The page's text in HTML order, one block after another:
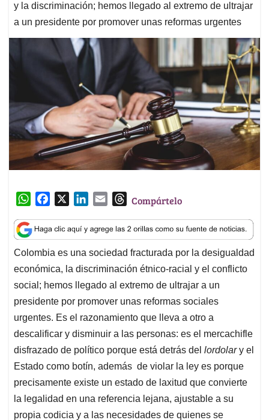
y la discriminación; hemos llegado al extremo de ultrajar
a un presidente por promover unas reformas urgentes
W
a
t
s
A
p
p
c
e
b
o
o
k
n
k
e
d
I
n
a
i
l
T
r
e
a
d
s
Compártelo
Colombia es una sociedad fracturada por la desigualdad
económica, la discriminación étnico-racial y el conflicto
social; hemos llegado al extremo de ultrajar a un
presidente por promover unas reformas sociales
urgentes. Es el razonamiento que lleva a otro a
descalificar y disminuir a las personas: es el mercachifle
disfrazado de político porque está detrás del lordolary el
Estado como botín, además de violar la ley es porque
precisamente existe un estado de laxitud que convierte
la legalidad en una referencia lejana, ajustable a su
propia codicia y a las necesidades de quienes se